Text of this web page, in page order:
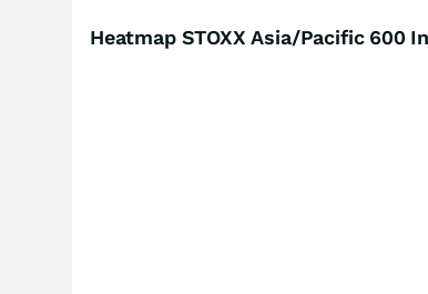
Heatmap STOXX Asia/Pacific 600